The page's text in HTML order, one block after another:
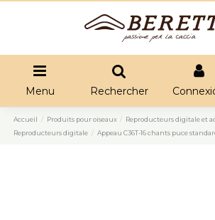
Menu Rechercher
Accueil Produits pour oiseaux
Reproducteurs digitale et
Reproducteurs digitale
Appeau C36T-16 chants puce